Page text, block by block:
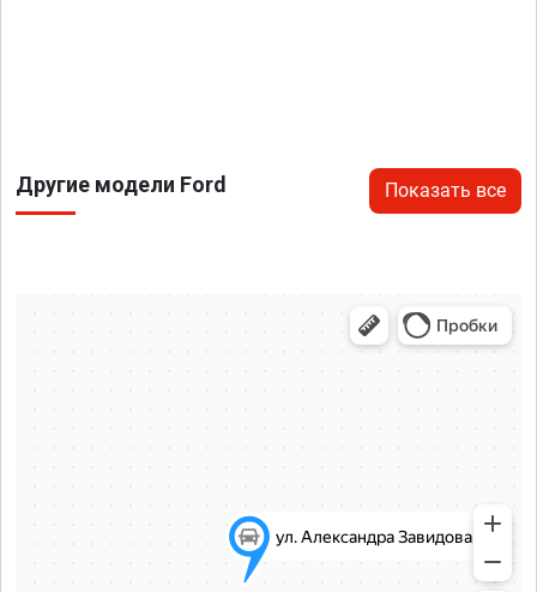
Другие модели Ford Показать все